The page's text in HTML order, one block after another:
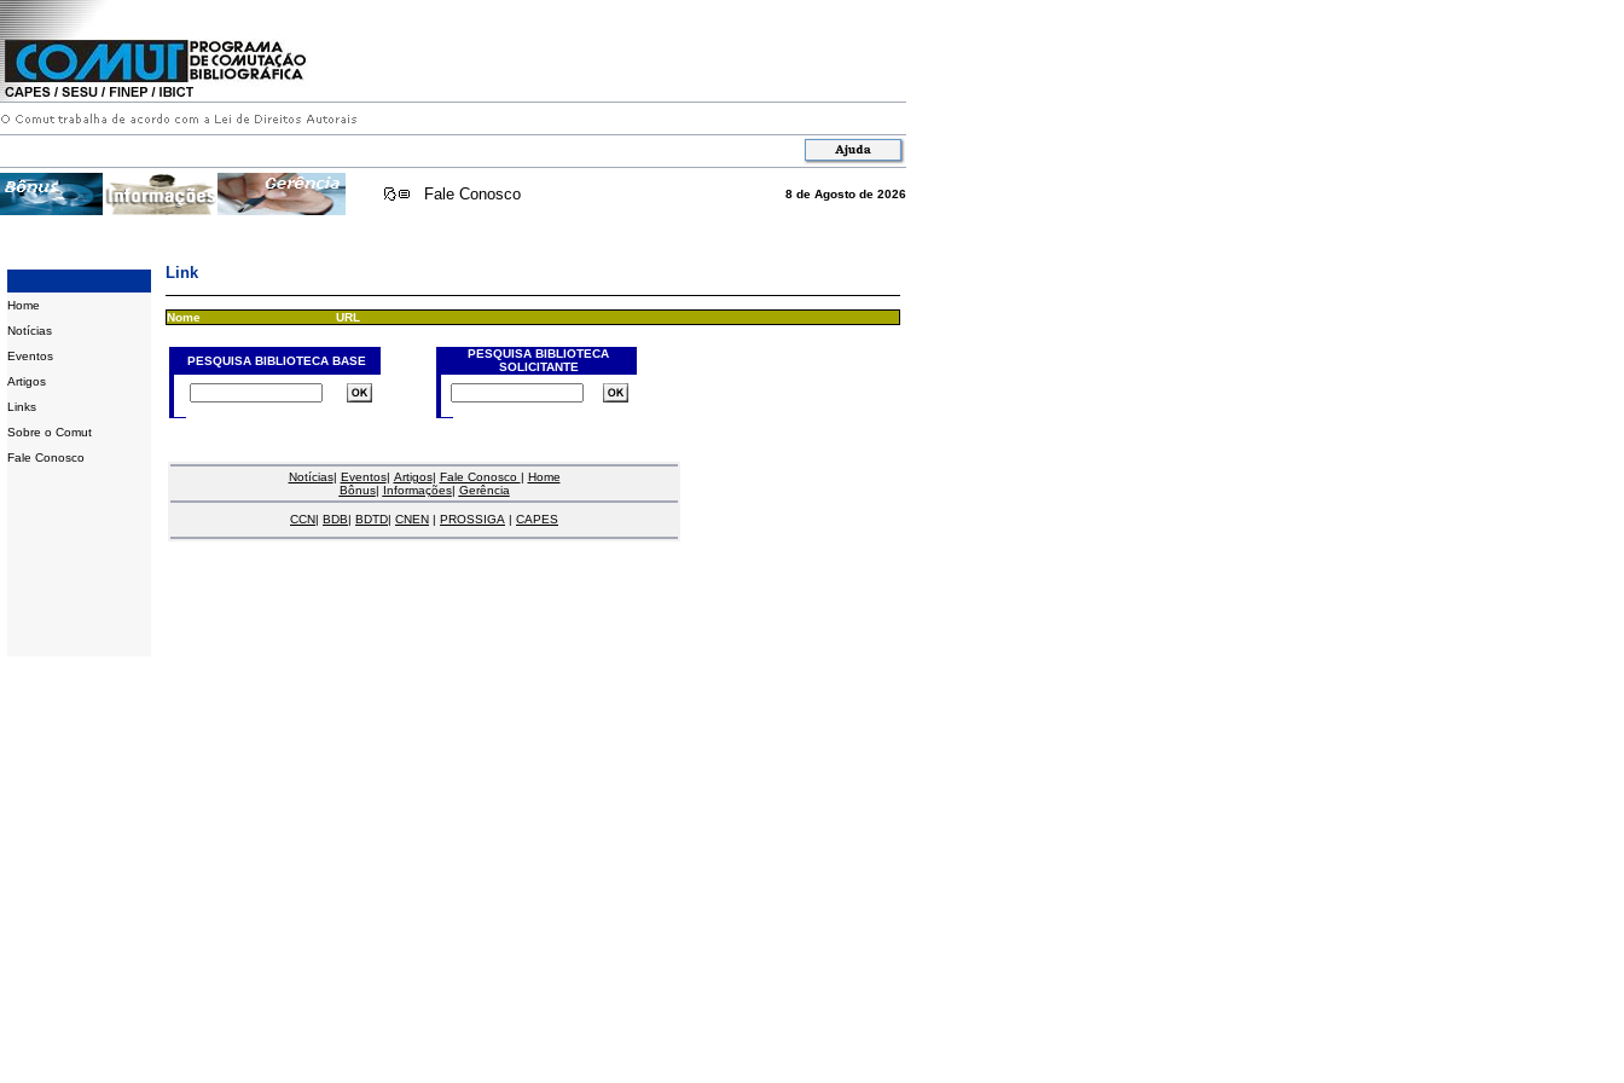
Fale Conosco 8 de Agosto de 2026
Home
Notícias
Eventos
Artigos
Links
Sobre o Comut
Fale Conosco
Link
Nome URL
PESQUISA BIBLIOTECA BASE
PESQUISA BIBLIOTECA
SOLICITANTE
Notícias| Eventos| Artigos| Fale Conosco | Home
Bônus| Informações| Gerência
CCN| BDB| BDTD| CNEN | PROSSIGA | CAPES